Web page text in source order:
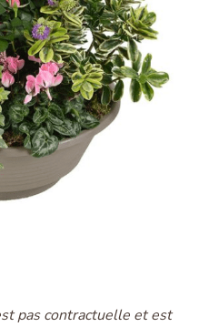
pas contractuelle et est